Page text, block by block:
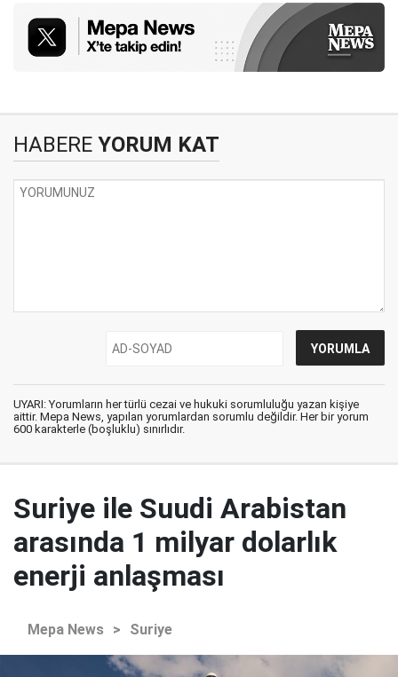
HABERE YORUM KAT
UYARI: Yorumların her türlü cezai ve hukuki sorumluluğu yazan kişiye
aittir. Mepa News, yapılan yorumlardan sorumlu değildir. Her bir yorum
600 karakterle (boşluklu) sınırlıdır.
Suriye ile Suudi Arabistan
arasında 1 milyar dolarlık
enerji anlaşması
Mepa News > Suriye